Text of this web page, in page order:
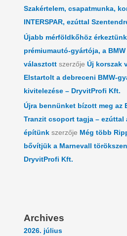
Szakértelem, csapatmunka,
INTERSPAR, ezúttal
Újabb mérföldkőhöz
prémiumautó-gyártója, a
választott szerzőjeÚj korszak
Elstartolt a debreceni BMW-
kivitelezése – DryvitProfi Kft.
Újra bennünket bízott meg az
Tranzit csoport tagja – ezúttal
építünk szerzője Még több
bővítjük a Marnevall
DryvitProfi Kft.
Archives
2026. július